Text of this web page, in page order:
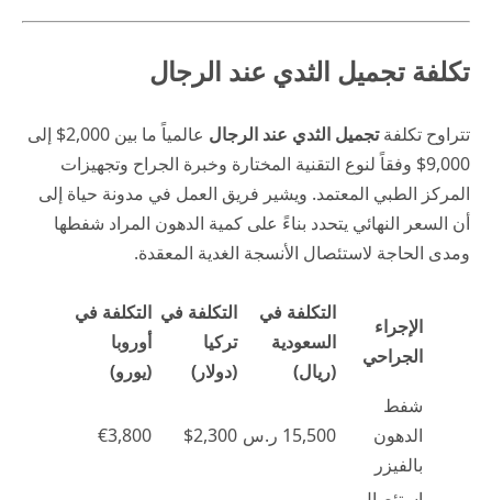
تكلفة تجميل الثدي عند الرجال
تتراوح تكلفةتجميل الثدي عند الرجال
عالمياً ما بين 2,000$ إلى
9,000$ وفقاً لنوع التقنية المختارة وخبرة الجراح وتجهيزات
المركز الطبي المعتمد. ويشير فريق العمل في مدونة حياة إلى
أن السعر النهائي يتحدد بناءً على كمية الدهون المراد شفطها
ومدى الحاجة لاستئصال الأنسجة الغدية المعقدة.
الإجراء
الجراحي
التكلفة في
السعودية
(ريال)
التكلفة في
تركيا
(دولار)
التكلفة في
أوروبا
(يورو)
شفط
الدهون
بالفيزر
15,500 ر.س $2,300
€3,800